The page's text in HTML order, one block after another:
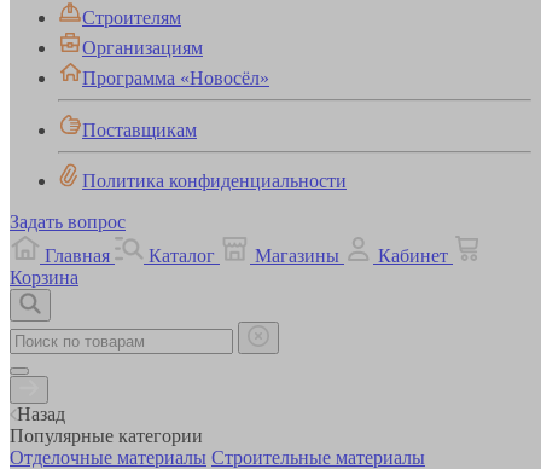
Строителям
Организациям
Программа «Новосёл»
Поставщикам
Политика конфиденциальности
Задать вопрос
Главная
Каталог Магазины
Кабинет
Корзина
Назад
Популярные категории
Отделочные материалы Строительные материалы